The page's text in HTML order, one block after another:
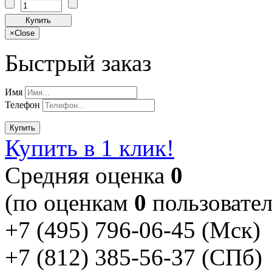
Купить
×Close
Быстрый заказ
Имя
Телефон
Купить
Купить в 1 клик!
Cредняя оценка 0
(по оценкам 0
+7 (495) 796-06-45 (Мск)
+7 (812) 385-56-37 (СПб)